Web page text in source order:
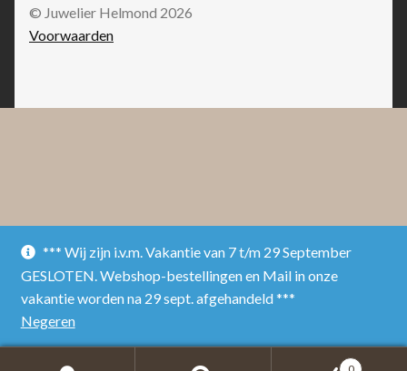
*** Wij zijn i.v.m. Vakantie van 7 t/m 29 September
GESLOTEN. Webshop-bestellingen en Mail in onze
vakantie worden na 29 sept. afgehandeld ***
Negeren
© Juwelier Helmond 2026
Voorwaarden